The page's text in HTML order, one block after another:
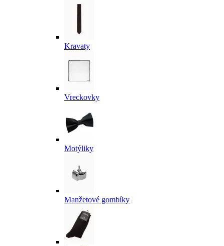
Kravaty
Vreckovky
Motýliky
Manžetové gombíky